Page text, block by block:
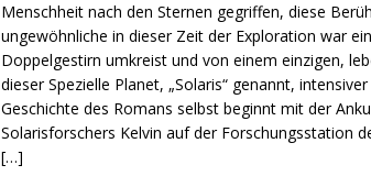
Menschheit nach den Sternen gegriffen, diese
ungewöhnliche in dieser Zeit der Exploration war
Doppelgestirn umkreist und von einem einzigen,
dieser Spezielle Planet, „Solaris“ genannt,
Geschichte des Romans selbst beginnt mit der
Solarisforschers Kelvin auf der Forschungsstation
[…]